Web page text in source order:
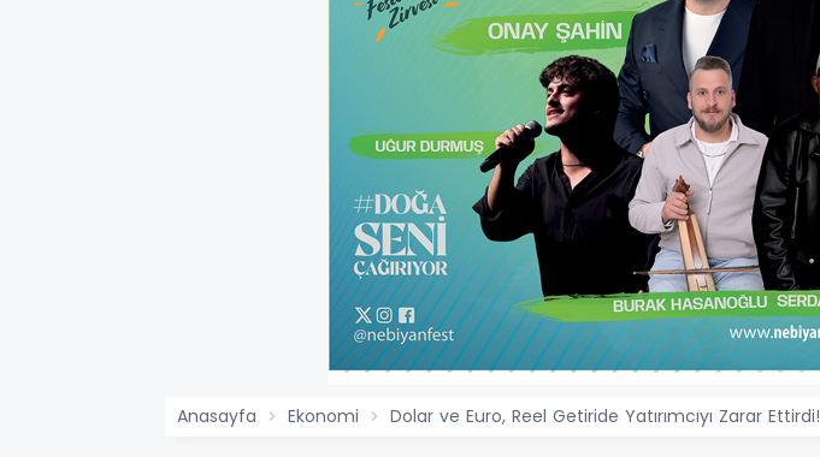
Anasayfa Ekonomi Dolar ve Euro, Reel Getiride Yatırımcıyı Zarar Ettirdi!